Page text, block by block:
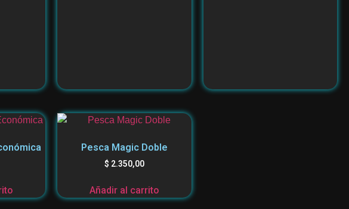
Pesca Magic Doble
$ 2.350,00
Añadir al carrito